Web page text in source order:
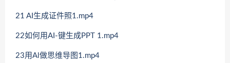
21 AI生成证件照1.mp4
22如何用AI-键生成PPT 1.mp4
23用Al做思维导图1.mp4